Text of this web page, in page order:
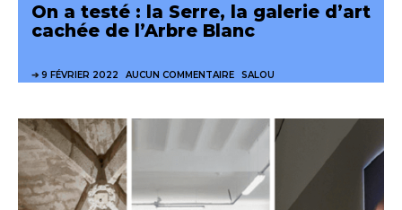
On a testé : la Serre, la galerie d’art
cachée de l’Arbre Blanc
9 FÉVRIER 2022 AUCUN COMMENTAIRE SALOU